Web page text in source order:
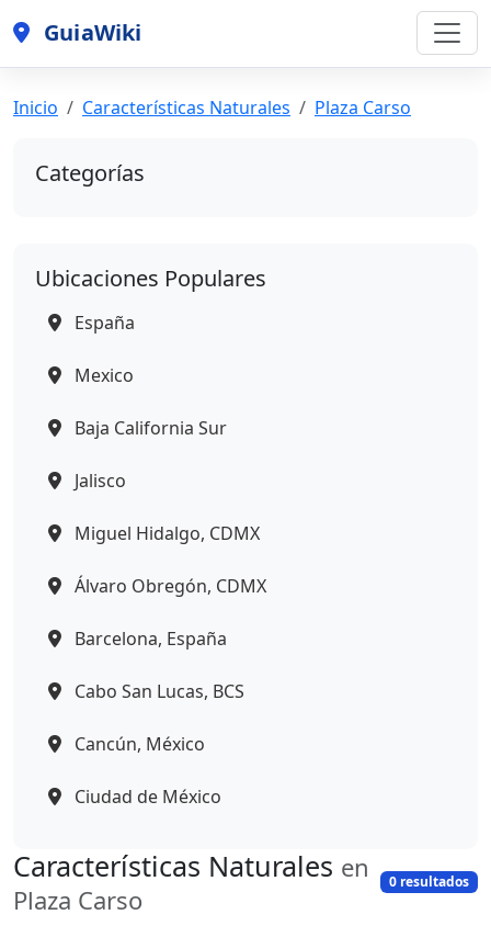
GuiaWiki
Inicio Características Naturales Plaza Carso
Categorías
Ubicaciones Populares
España
Mexico
Baja California Sur
Jalisco
Miguel Hidalgo, CDMX
Álvaro Obregón, CDMX
Barcelona, España
Cabo San Lucas, BCS
Cancún, México
Ciudad de México
Características Naturales en
Plaza Carso
0 resultados